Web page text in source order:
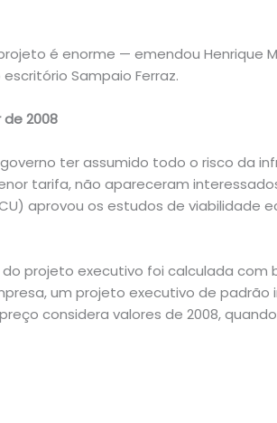
é enorme — emendou Henrique
Sampaio Ferraz.
2008
ter assumido todo o risco da
tarifa, não apareceram
aprovou os estudos de viabilidade
projeto executivo foi calculada com
um projeto executivo de padrão
considera valores de 2008,